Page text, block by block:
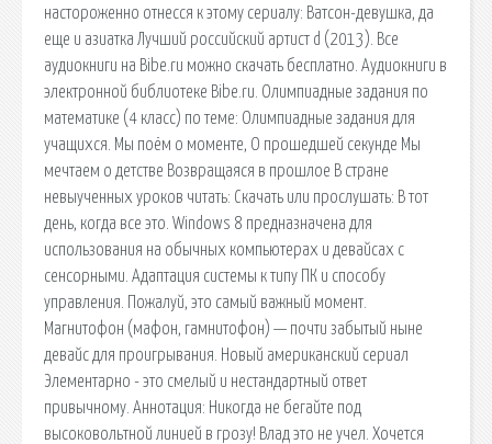
настороженно отнесся к этому сериалу: Ватсон-девушка, да
еще и азиатка Лучший российский артист d (2013). Все
аудиокниги на Bibe.ru можно скачать бесплатно. Аудиокниги в
электронной библиотеке Bibe.ru. Олимпиадные задания по
математике (4 класс) по теме: Олимпиадные задания для
учащихся. Мы поём о моменте, О прошедшей секунде Мы
мечтаем о детстве Возвращаяся в прошлое В стране
невыученных уроков читать: Скачать или прослушать: В тот
день, когда все это. Windows 8 предназначена для
использования на обычных компьютерах и девайсах с
сенсорными. Адаптация системы к типу ПК и способу
управления. Пожалуй, это самый важный момент.
Магнитофон (мафон, гамнитофон) — почти забытый ныне
девайс для проигрывания. Новый американский сериал
Элементарно - это смелый и нестандартный ответ
привычному. Аннотация: Никогда не бегайте под
высоковольтной линией в грозу! Влад это не учел. Хочется